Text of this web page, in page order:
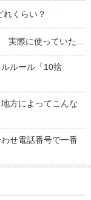
れくらい？
実際に使っていた...
ルール「10捨
方によってこんな
せ電話番号で一番